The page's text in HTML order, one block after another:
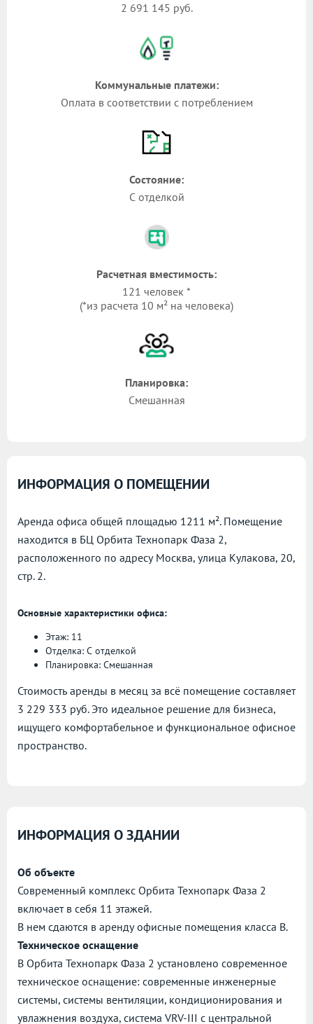
2 691 145 руб.
Коммунальные платежи:
Оплата в соответствии с потреблением
Состояние:
С отделкой
Расчетная вместимость:
121 человек *
(*из расчета 10 м² на человека)
Планировка:
Смешанная
ИНФОРМАЦИЯ О ПОМЕЩЕНИИ
Аренда офиса общей площадью 1211 м². Помещение
находится в БЦ Орбита Технопарк Фаза 2,
расположенного по адресу Москва, улица Кулакова, 20,
стр. 2.
Основные характеристики офиса:
Этаж: 11
Отделка: С отделкой
Планировка: Смешанная
Стоимость аренды в месяц за всё помещение составляет
3 229 333 руб. Это идеальное решение для бизнеса,
ищущего комфортабельное и функциональное офисное
пространство.
ИНФОРМАЦИЯ О ЗДАНИИ
Об объекте
Современный комплекс Орбита Технопарк Фаза 2
включает в себя 11 этажей.
В нем сдаются в аренду офисные помещения класса B.
Техническое оснащение
В Орбита Технопарк Фаза 2 установлено современное
техническое оснащение: современные инженерные
системы, системы вентиляции, кондиционирования и
увлажнения воздуха, система VRV-III с центральной